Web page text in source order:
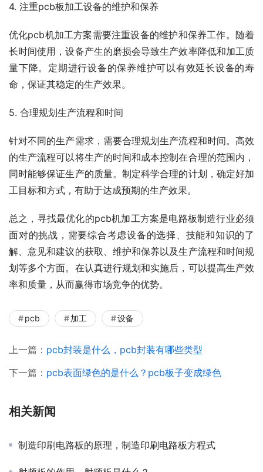
4. 注重pcb板加工设备的维护和保养
优化pcb机加工方案需要注重设备的维护和保养工作。随着
长时间使用，设备产生的磨损会导致生产效率降低和加工质
量下降。定期进行设备的保养维护可以有效延长设备的寿
命，保证其稳定的生产效果。
5. 合理规划生产流程和时间
针对不同的生产需求，需要合理规划生产流程和时间。高效
的生产流程可以将生产的时间和成本控制在合理的范围内，
同时能够保证生产的质量。制定科学合理的计划，确定好加
工目标和方式，有助于达成预期的生产效果。
总之，寻找最优化的pcb机加工方案是电路板制造行业必须
面对的挑战，需要综合考虑设备的选择、技能和知识的了
解、意见和建议的获取、维护和保养以及生产流程和时间规
划等多个方面。在认真进行规划和实施后，可以提高生产效
率和质量，从而赢得市场竞争的优势。
pcb 加工 设备
上一篇： pcb封装是什么，pcb封装有哪些类型
下一篇： pcb表面绿色的是什么？pcb板子变成绿色
相关新闻
制造印刷电路板的原理，制造印刷电路板方程式